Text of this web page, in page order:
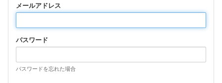
メールアドレス
パスワード
パスワードを忘れた場合